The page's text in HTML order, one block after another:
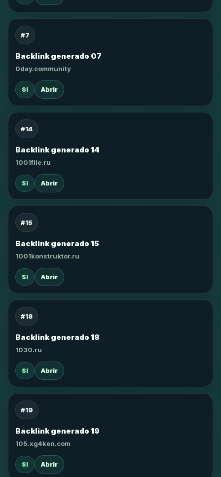
#7
Backlink generado 07
0day.community
SI Abrir
#14
Backlink generado 14
1001file.ru
SI Abrir
#15
Backlink generado 15
1001konstruktor.ru
SI Abrir
#18
Backlink generado 18
1030.ru
SI Abrir
#19
Backlink generado 19
105.xg4ken.com
SI Abrir